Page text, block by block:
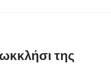
της